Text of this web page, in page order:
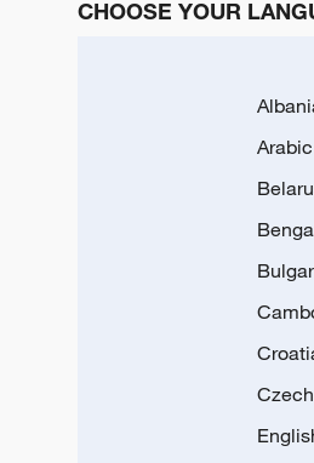
CHOOSE YOUR
Arabic
Czech